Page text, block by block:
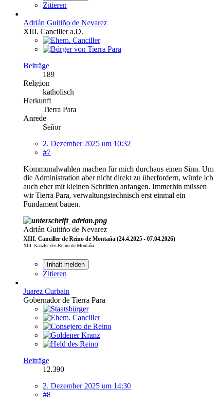
Zitieren
Adrián Guitiño de Nevarez
XIII. Canciller a.D.
Beiträge
189
Religion
katholisch
Herkunft
Tierra Para
Anrede
Señor
2. Dezember 2025 um 10:32
#7
Kommunalwahlen machen für mich durchaus einen Sinn. Um
die Administration aber nicht direkt zu überfordern, würde ich
auch eher mit kleinen Schritten anfangen. Immerhin müssen
wir Tierra Para, verwaltungstechnisch erst einmal ein
Fundament bauen.
Adrián Guitiño de Nevarez
XIII. Canciller de Reino de Montaña (24.4.2025 - 07.04.2026)
XIII. Kanzler des Reino de Montaña
Inhalt melden
Zitieren
Juarez Curbain
Gobernador de Tierra Para
Beiträge
12.390
2. Dezember 2025 um 14:30
#8